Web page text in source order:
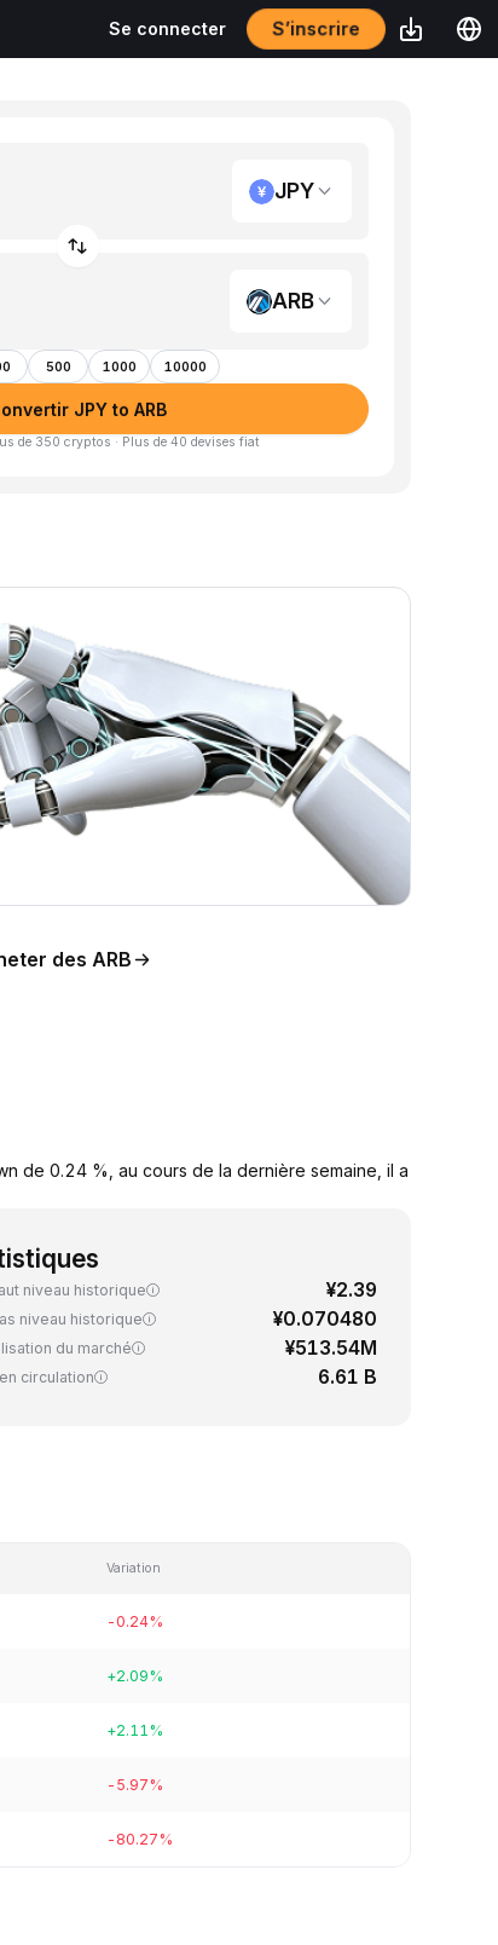
Se connecter S’inscrire
JPY
ARB
500 1000 10000
JPY to ARB
de 350 cryptos · Plus de 40 devises fiat
des ARB
de 0.24 %, au cours de la dernière semaine, il a
niveau historique ¥2.39
niveau historique ¥0.070480
du marché ¥513.54M
circulation 6.61 B
Variation
-0.24%
+2.09%
+2.11%
-5.97%
-80.27%